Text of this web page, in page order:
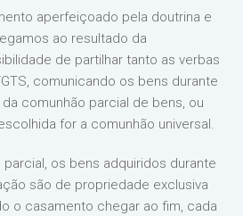
aperfeiçoado pela doutrina e
ao resultado da
de partilhar tanto as verbas
comunicando os bens durante
comunhão parcial de bens, ou
for a comunhão universal.
os bens adquiridos durante
são de propriedade exclusiva
o casamento chegar ao fim, cada